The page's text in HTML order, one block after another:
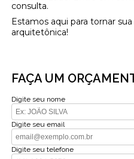
consulta.
Estamos aqui para tornar
arquitetônica!
FAÇA UM
Digite seu nome
Digite seu email
Digite seu telefone